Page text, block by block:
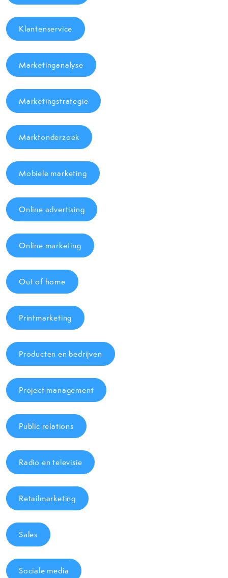
Klantenservice
Marketinganalyse
Marketingstrategie
Marktonderzoek
Mobiele marketing
Online advertising
Online marketing
Out of home
Printmarketing
Producten en bedrijven
Project management
Public relations
Radio en televisie
Retailmarketing
Sales
Sociale media